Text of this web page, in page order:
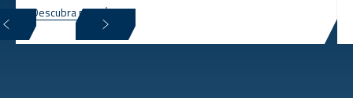
Descubra más